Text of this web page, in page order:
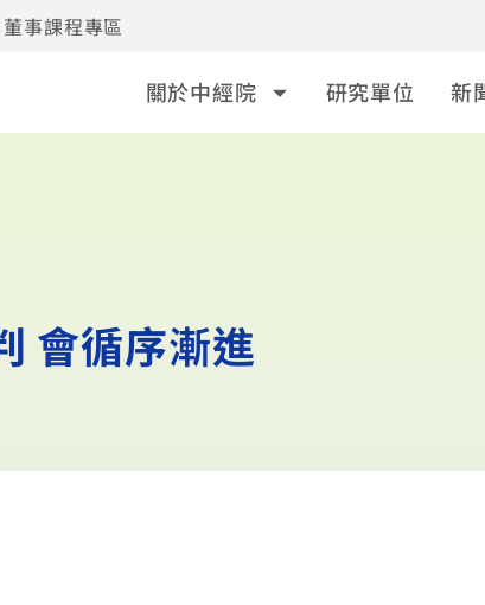
董事課程專區
關於中經院 研究單位 新
會循序漸進